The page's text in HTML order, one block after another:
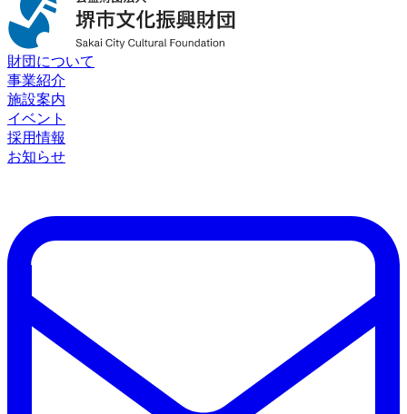
財団について
事業紹介
施設案内
イベント
採用情報
お知らせ